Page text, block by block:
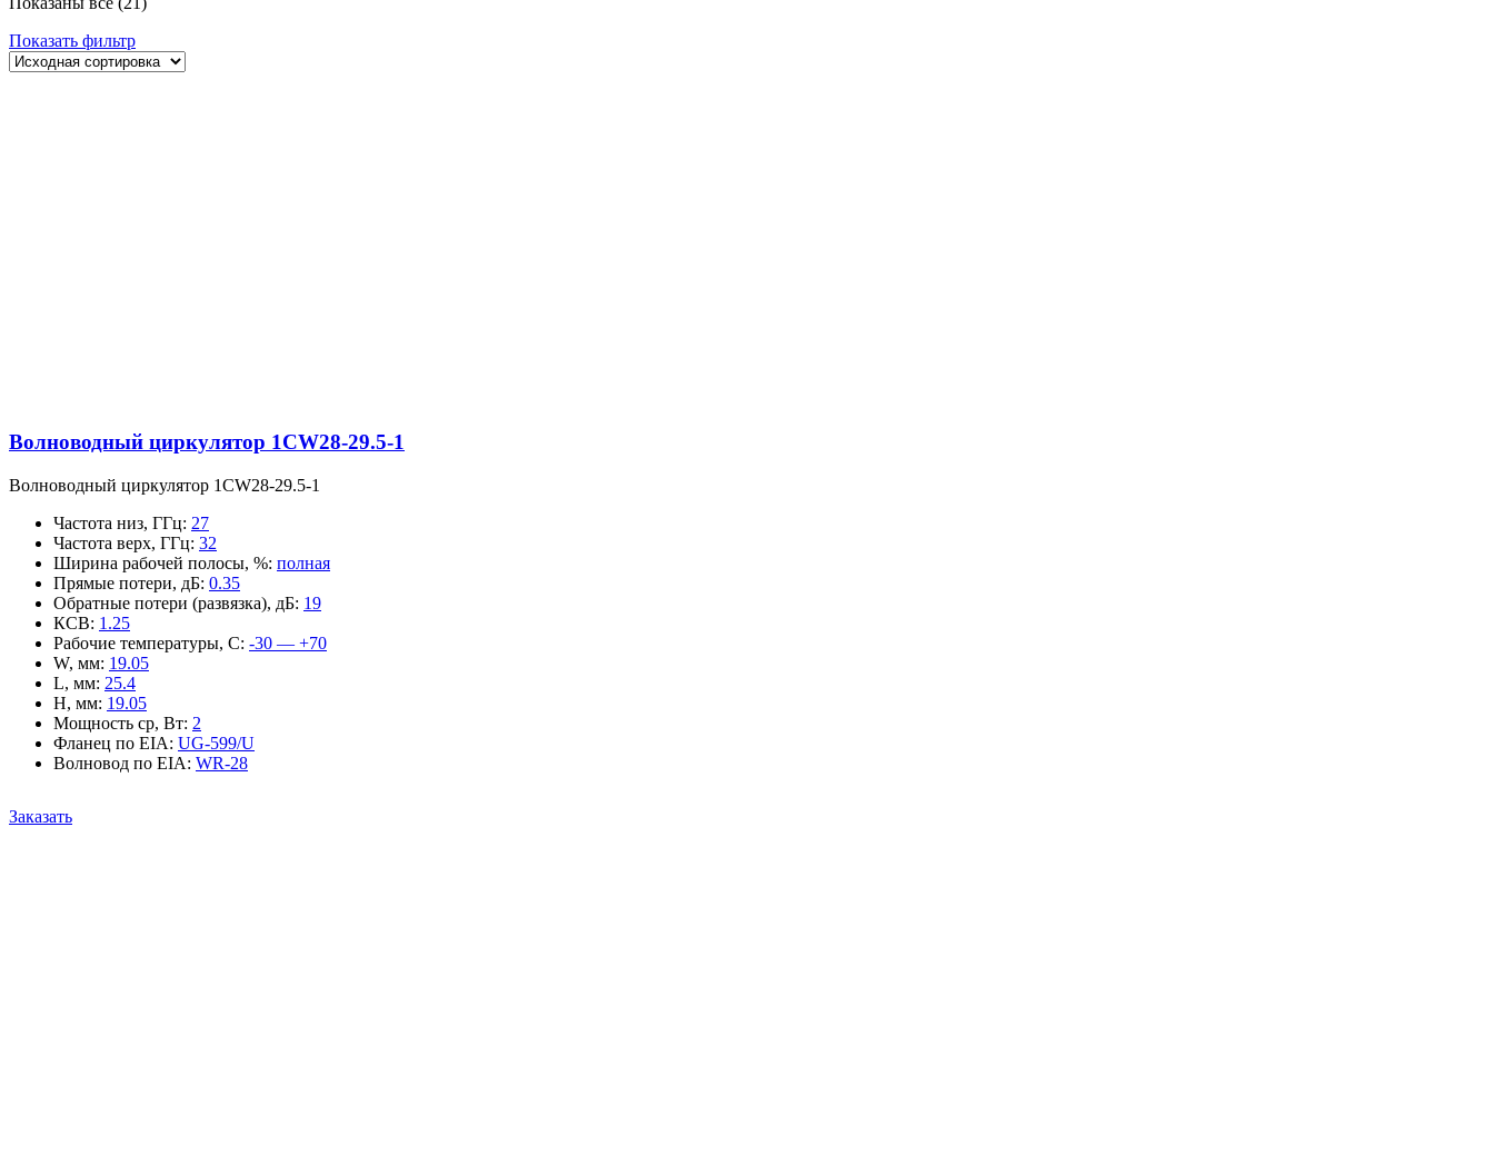
Показать фильтр
Волноводный циркулятор 1CW28-29.5-1
Волноводный циркулятор 1CW28-29.5-1
Частота низ, ГГц: 27
Частота верх, ГГц: 32
Ширина рабочей полосы, %: полная
Прямые потери, дБ: 0.35
Обратные потери (развязка), дБ: 19
КСВ: 1.25
Рабочие температуры, С: -30 — +70
W, мм: 19.05
L, мм: 25.4
H, мм: 19.05
Мощность ср, Вт: 2
Фланец по EIA: UG-599/U
Волновод по EIA: WR-28
Заказать